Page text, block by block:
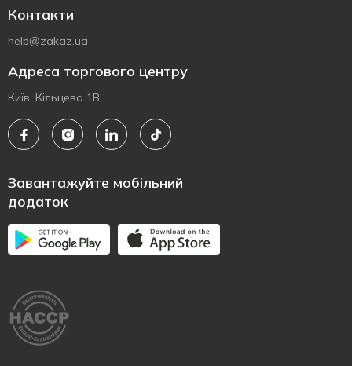
Контакти
help@zakaz.ua
Адреса торгового центру
Київ, Кільцева 1В
Завантажуйте мобільний
додаток